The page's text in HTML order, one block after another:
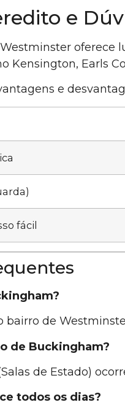
e
Kensington, Earls
e
fácil
bairro de
de Buckingham?
de Estado)
todos os dias?